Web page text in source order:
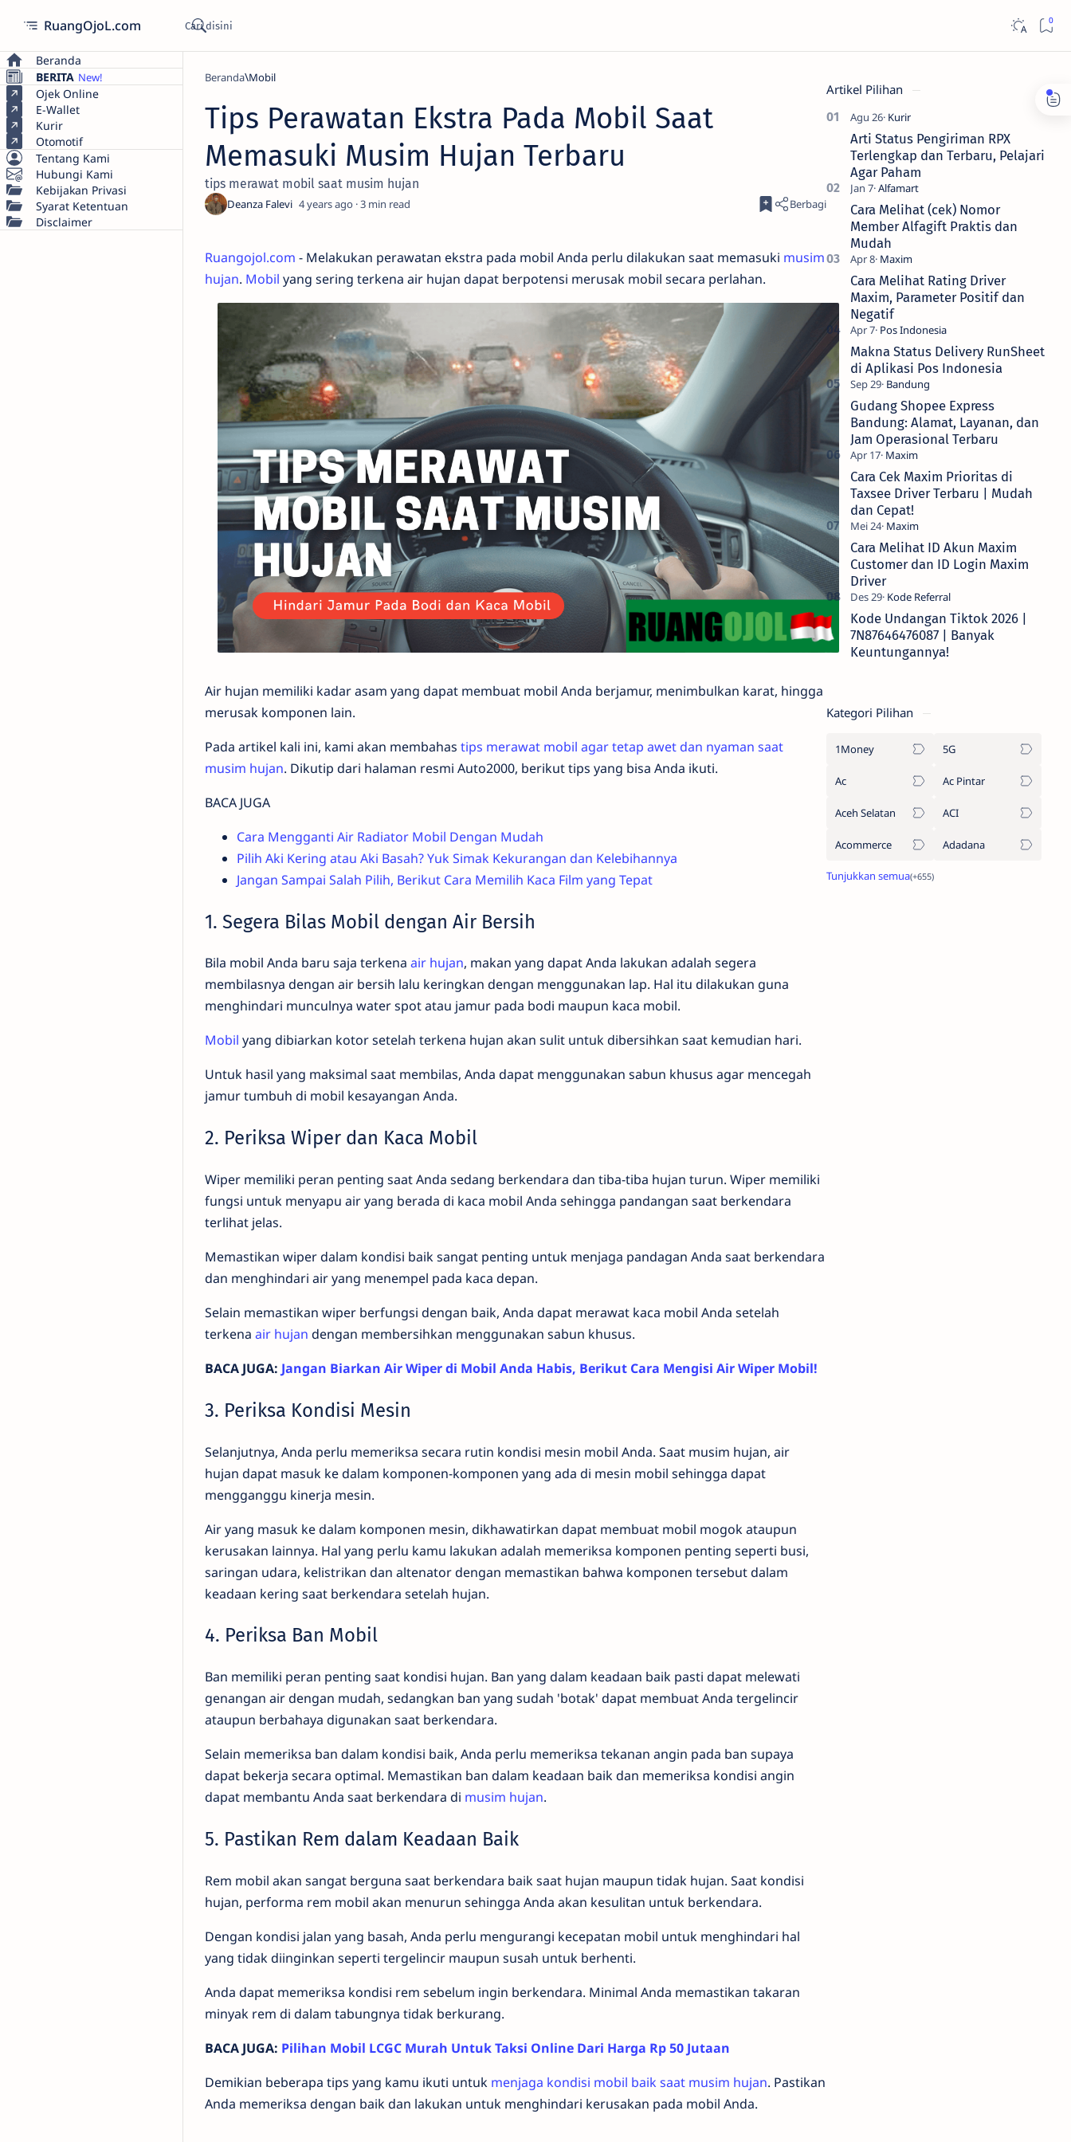
RuangOjoL.com
Beranda
BERITA
Ojek Online
E-Wallet
Kurir
Otomotif
Tentang Kami
Hubungi Kami
Kebijakan Privasi
Syarat Ketentuan
Disclaimer
Beranda Mobil
Tips Perawatan Ekstra Pada Mobil Saat
Memasuki Musim Hujan Terbaru
tips merawat mobil saat musim hujan
4 years ago 3
Ruangojol.com - Melakukan perawatan ekstra pada mobil Anda perlu dilakukan saat memasuki musim
hujan. Mobil yang sering terkena air hujan dapat berpotensi merusak mobil secara perlahan.
Air hujan memiliki kadar asam yang dapat membuat mobil Anda berjamur, menimbulkan karat, hingga
merusak komponen lain.
Pada artikel kali ini, kami akan membahas tips merawat mobil agar tetap awet dan nyaman saat
musim hujan. Dikutip dari halaman resmi Auto2000, berikut tips yang bisa Anda ikuti.
BACA JUGA
Cara Mengganti Air Radiator Mobil Dengan Mudah
Pilih Aki Kering atau Aki Basah? Yuk Simak Kekurangan dan Kelebihannya
Jangan Sampai Salah Pilih, Berikut Cara Memilih Kaca Film yang Tepat
1. Segera Bilas Mobil dengan Air Bersih
Bila mobil Anda baru saja terkena air hujan, makan yang dapat Anda lakukan adalah segera
membilasnya dengan air bersih lalu keringkan dengan menggunakan lap. Hal itu dilakukan guna
menghindari munculnya water spot atau jamur pada bodi maupun kaca mobil.
Mobil yang dibiarkan kotor setelah terkena hujan akan sulit untuk dibersihkan saat kemudian hari.
Untuk hasil yang maksimal saat membilas, Anda dapat menggunakan sabun khusus agar mencegah
jamur tumbuh di mobil kesayangan Anda.
2. Periksa Wiper dan Kaca Mobil
Wiper memiliki peran penting saat Anda sedang berkendara dan tiba-tiba hujan turun. Wiper memiliki
fungsi untuk menyapu air yang berada di kaca mobil Anda sehingga pandangan saat berkendara
terlihat jelas.
Memastikan wiper dalam kondisi baik sangat penting untuk menjaga pandagan Anda saat berkendara
dan menghindari air yang menempel pada kaca depan.
Selain memastikan wiper berfungsi dengan baik, Anda dapat merawat kaca mobil Anda setelah
terkena air hujan dengan membersihkan menggunakan sabun khusus.
BACA JUGA: Jangan Biarkan Air Wiper di Mobil Anda Habis, Berikut Cara Mengisi Air Wiper Mobil!
3. Periksa Kondisi Mesin
Selanjutnya, Anda perlu memeriksa secara rutin kondisi mesin mobil Anda. Saat musim hujan, air
hujan dapat masuk ke dalam komponen-komponen yang ada di mesin mobil sehingga dapat
mengganggu kinerja mesin.
Air yang masuk ke dalam komponen mesin, dikhawatirkan dapat membuat mobil mogok ataupun
kerusakan lainnya. Hal yang perlu kamu lakukan adalah memeriksa komponen penting seperti busi,
saringan udara, kelistrikan dan altenator dengan memastikan bahwa komponen tersebut dalam
keadaan kering saat berkendara setelah hujan.
4. Periksa Ban Mobil
Ban memiliki peran penting saat kondisi hujan. Ban yang dalam keadaan baik pasti dapat melewati
genangan air dengan mudah, sedangkan ban yang sudah 'botak' dapat membuat Anda tergelincir
ataupun berbahaya digunakan saat berkendara.
Selain memeriksa ban dalam kondisi baik, Anda perlu memeriksa tekanan angin pada ban supaya
dapat bekerja secara optimal. Memastikan ban dalam keadaan baik dan memeriksa kondisi angin
dapat membantu Anda saat berkendara di musim hujan.
5. Pastikan Rem dalam Keadaan Baik
Rem mobil akan sangat berguna saat berkendara baik saat hujan maupun tidak hujan. Saat kondisi
hujan, performa rem mobil akan menurun sehingga Anda akan kesulitan untuk berkendara.
Dengan kondisi jalan yang basah, Anda perlu mengurangi kecepatan mobil untuk menghindari hal
yang tidak diinginkan seperti tergelincir maupun susah untuk berhenti.
Anda dapat memeriksa kondisi rem sebelum ingin berkendara. Minimal Anda memastikan takaran
minyak rem di dalam tabungnya tidak berkurang.
BACA JUGA: Pilihan Mobil LCGC Murah Untuk Taksi Online Dari Harga Rp 50 Jutaan
Demikian beberapa tips yang kamu ikuti untuk menjaga kondisi mobil baik saat musim hujan. Pastikan
Anda memeriksa dengan baik dan lakukan untuk menghindari kerusakan pada mobil Anda.
Artikel Pilihan
Arti Status Pengiriman RPX
Terlengkap dan Terbaru, Pelajari
Agar Paham
Cara Melihat (cek) Nomor
Member Alfagift Praktis dan
Mudah
Cara Melihat Rating Driver
Maxim, Parameter Positif dan
Negatif
Makna Status Delivery RunSheet
di Aplikasi Pos Indonesia
Gudang Shopee Express
Bandung: Alamat, Layanan, dan
Jam Operasional Terbaru
Cara Cek Maxim Prioritas di
Taxsee Driver Terbaru | Mudah
dan Cepat!
Cara Melihat ID Akun Maxim
Customer dan ID Login Maxim
Driver
Kode Undangan Tiktok 2026 |
7N87646476087 | Banyak
Keuntungannya!
Kategori Pilihan
1Money 5G
Ac Ac Pintar
Aceh Selatan ACI
Acommerce Adadana